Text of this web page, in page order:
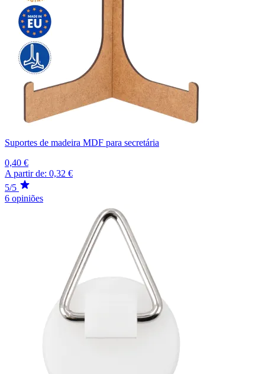
Suportes de madeira MDF para secretária
0,40 €
A partir de: 0,32 €
5/5
6 opiniões